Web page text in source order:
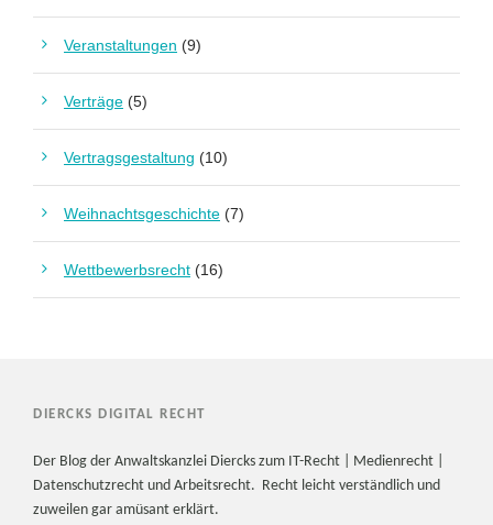
Veranstaltungen (9)
Verträge (5)
Vertragsgestaltung (10)
Weihnachtsgeschichte (7)
Wettbewerbsrecht (16)
DIERCKS DIGITAL RECHT
Der Blog der Anwaltskanzlei Diercks zum IT-Recht | Medienrecht |
Datenschutzrecht und Arbeitsrecht. Recht leicht verständlich und
zuweilen gar amüsant erklärt.